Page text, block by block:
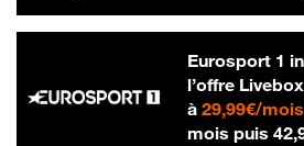
Eurosport 1
l’offre
à 29,99€/mois
mois puis